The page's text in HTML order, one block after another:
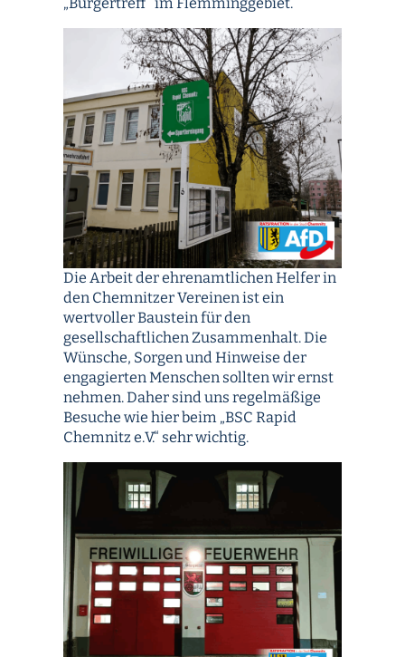
Die Arbeit der ehrenamtlichen Helfer in
den Chemnitzer Vereinen ist ein
wertvoller Baustein für den
gesellschaftlichen Zusammenhalt. Die
Wünsche, Sorgen und Hinweise der
engagierten Menschen sollten wir ernst
nehmen. Daher sind uns regelmäßige
Besuche wie hier beim „BSC Rapid
Chemnitz e.V.“ sehr wichtig.